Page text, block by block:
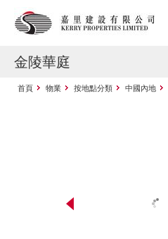
金陵華庭
首頁 物業 按地點分類 中國內地